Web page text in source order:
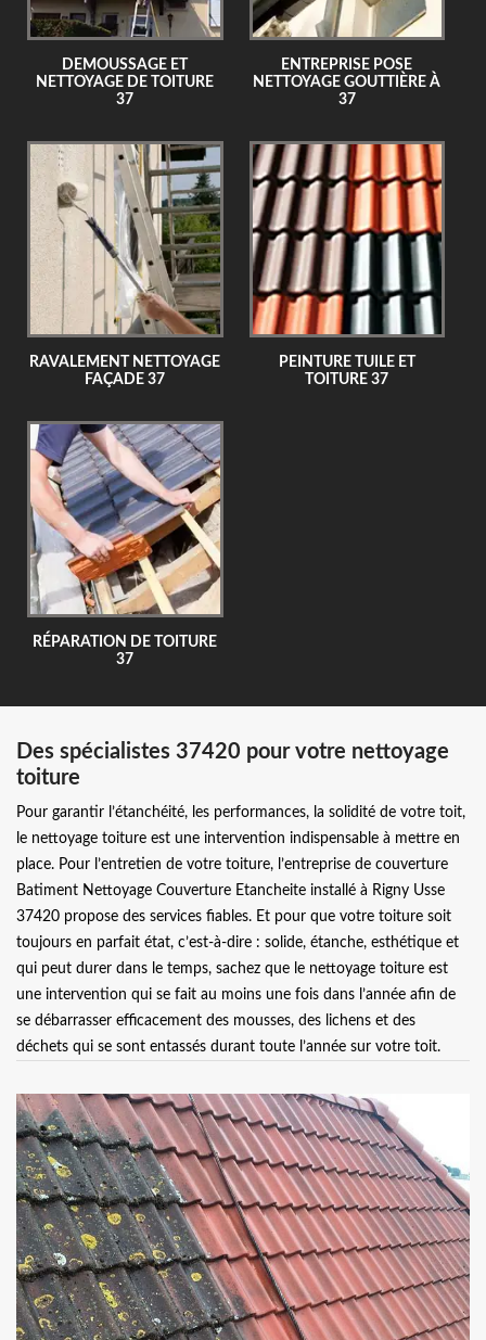
DEMOUSSAGE ET
NETTOYAGE DE TOITURE
37
ENTREPRISE POSE
NETTOYAGE GOUTTIÈRE À
37
RAVALEMENT NETTOYAGE
FAÇADE 37
PEINTURE TUILE ET
TOITURE 37
RÉPARATION DE TOITURE
37
Des spécialistes 37420 pour votre nettoyage
toiture
Pour garantir l’étanchéité, les performances, la solidité de votre toit,
le nettoyage toiture est une intervention indispensable à mettre en
place. Pour l’entretien de votre toiture, l’entreprise de couverture
Batiment Nettoyage Couverture Etancheite installé à Rigny Usse
37420 propose des services fiables. Et pour que votre toiture soit
toujours en parfait état, c’est-à-dire : solide, étanche, esthétique et
qui peut durer dans le temps, sachez que le nettoyage toiture est
une intervention qui se fait au moins une fois dans l’année afin de
se débarrasser efficacement des mousses, des lichens et des
déchets qui se sont entassés durant toute l’année sur votre toit.